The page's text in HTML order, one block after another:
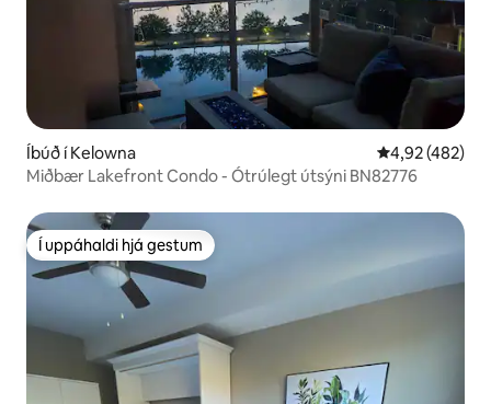
Íbúð í Kelowna 4,92 af 5 í
4,92 (482)
Miðbær Lakefront Condo - Ótrúlegt útsýni BN82776
Í uppáhaldi hjá gestum
Í uppáhaldi hjá gestum